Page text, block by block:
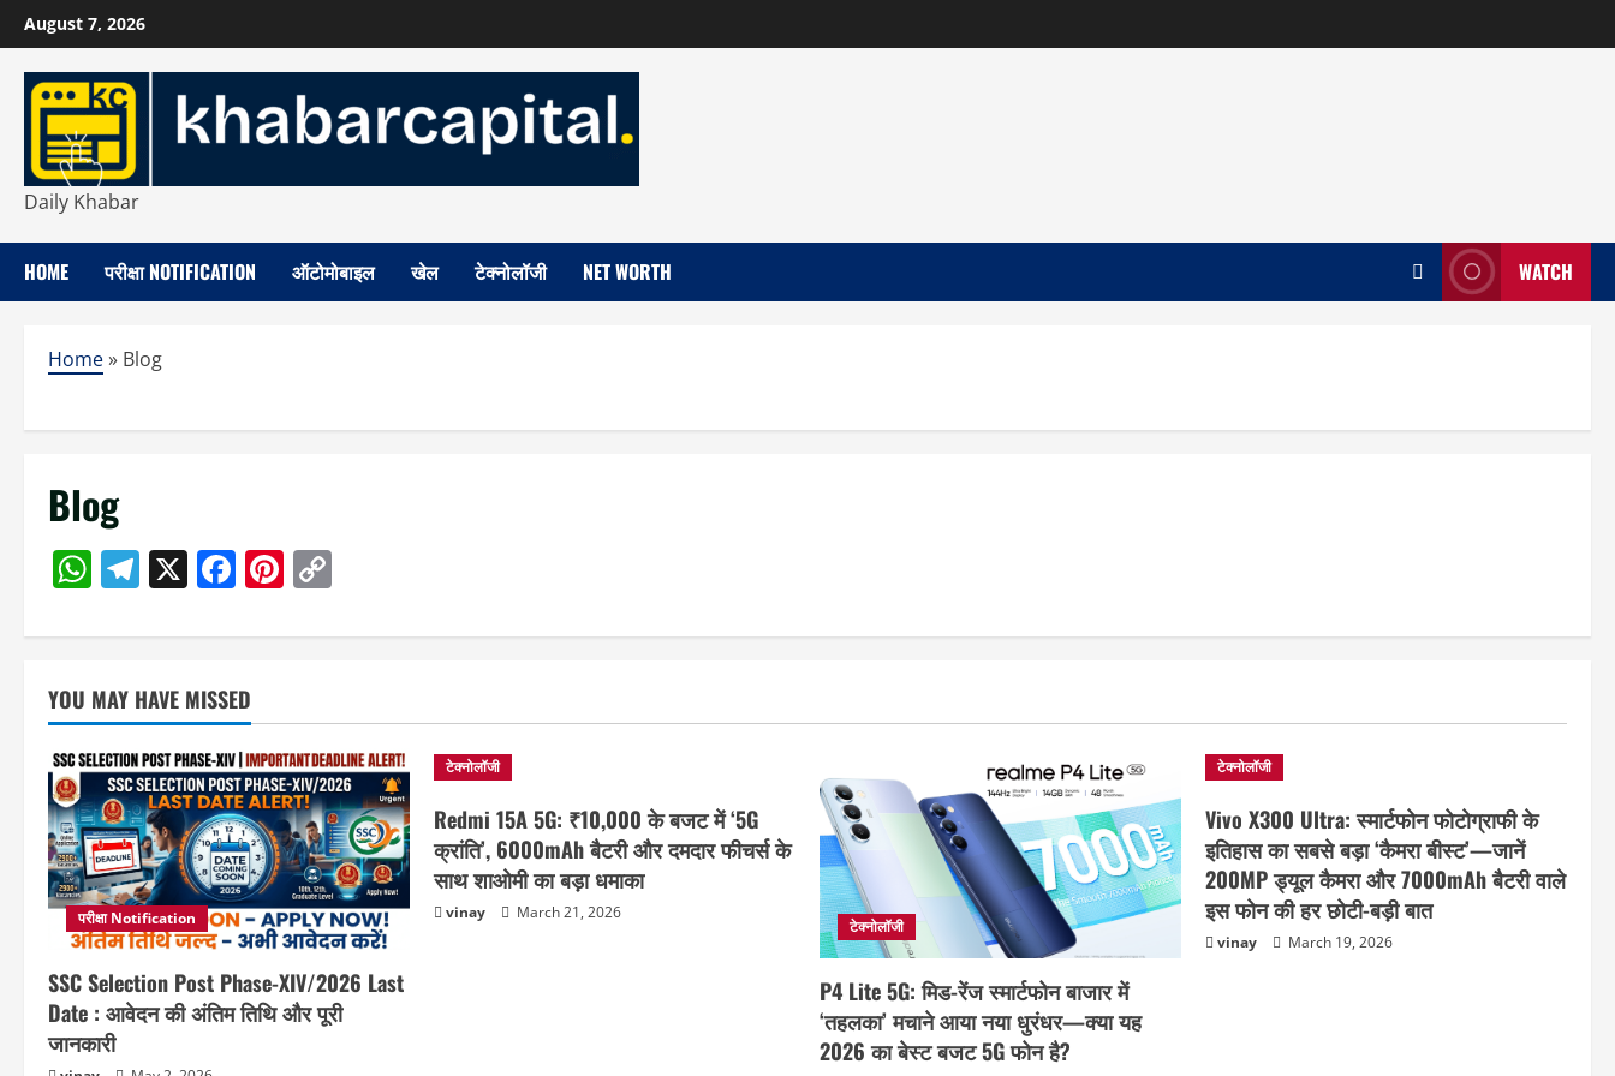
Skip
to
content
August 7, 2026
Daily Khabar
HOME परीक्षा NOTIFICATION ऑटोमोबाइल खेल टेक्नोलॉजी NET WORTH WATCH
Home» Blog
Blog
WhatsApp
Telegram
X Facebook
Pinterest
YOU MAY HAVE MISSED
परीक्षा Notification
SSC Selection Post Phase-XIV/2026 Last
Date : आवेदन की अंतिम तिथि और पूरी
जानकारी
टेक्नोलॉजी
Redmi 15A 5G: ₹10,000 के बजट में ‘5G
क्रांति’, 6000mAh बैटरी और दमदार फीचर्स के
साथ शाओमी का बड़ा धमाका
vinay March 21, 2026
टेक्नोलॉजी
P4 Lite 5G: मिड-रेंज स्मार्टफोन बाजार में
‘तहलका’ मचाने आया नया धुरंधर—क्या यह
2026 का बेस्ट बजट 5G फोन है?
टेक्नोलॉजी
Vivo X300 Ultra: स्मार्टफोन फोटोग्राफी के
इतिहास का सबसे बड़ा ‘कैमरा बीस्ट’—जानें
200MP ड्यूल कैमरा और 7000mAh बैटरी वाले
इस फोन की हर छोटी-बड़ी बात
vinay March 19, 2026